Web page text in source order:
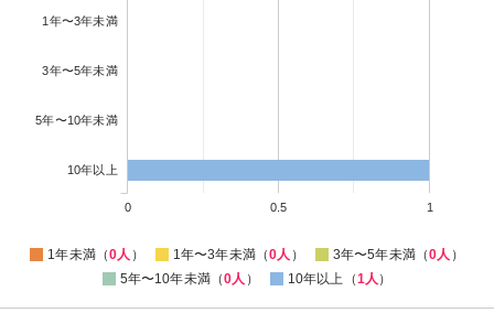
1年〜3年未満
3年〜5年未満
5年〜10年未満
10年以上
0 0.5 1
1年未満（0人 ） 1年〜3年未満（0人 ） 3年〜5年未満（0人 ）
5年〜10年未満（0人 ） 10年以上（1人 ）